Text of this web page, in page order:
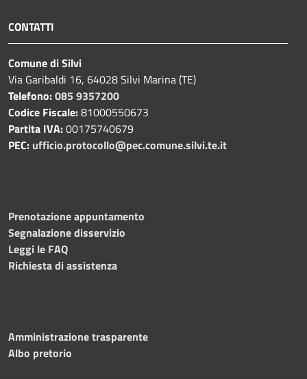
CONTATTI
Comune di Silvi
Via Garibaldi 16, 64028 Silvi Marina (TE)
Telefono:085 9357200
Codice Fiscale:81000550673
Partita IVA:00175740679
PEC: ufficio.protocollo@pec.comune.silvi.te.it
Prenotazione appuntamento
Segnalazione disservizio
Leggi le FAQ
Richiesta di assistenza
Amministrazione trasparente
Albo pretorio